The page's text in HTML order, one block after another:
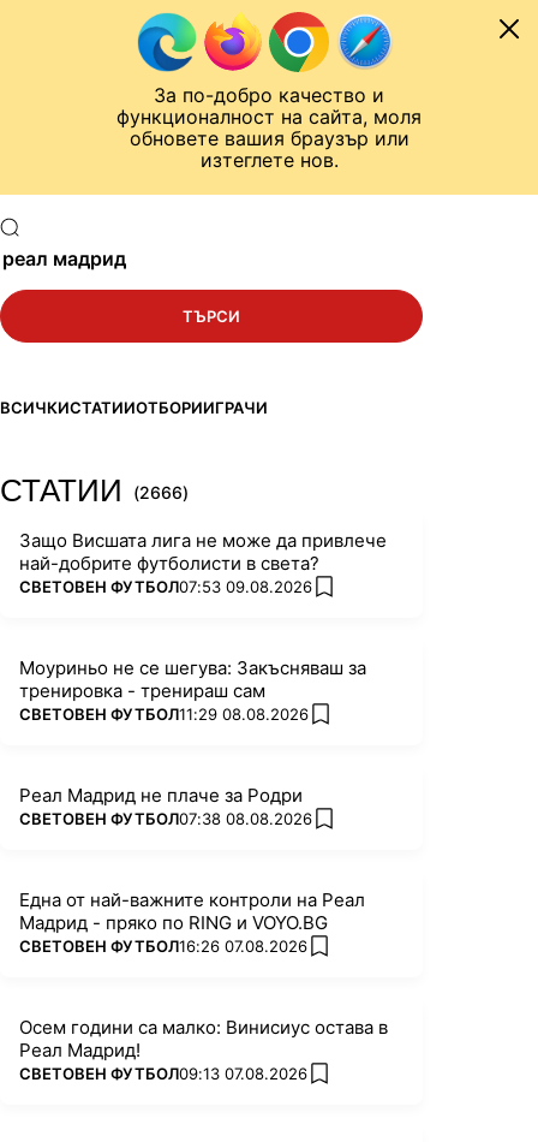
За по-добро качество и
функционалност на сайта, моля
обновете вашия браузър или
изтеглете нов.
Към съдържанието
Лига на Конференциите
ТЪРСЕНЕ
РЕЗУЛТАТИ ОТ ТЪРСЕНЕ
Търси в сайта
ТЪРСИ
ВСИЧКИСТАТИИОТБОРИИГРАЧИ
СТАТИИ (2666)
Защо Висшата лига не може да привлече
най-добрите футболисти в света?
ПОВЕЧЕ ОТ
СВЕТОВЕН ФУТБОЛ07:53 09.08.2026 add favorites
Моуриньо не се шегува: Закъсняваш за
тренировка - тренираш сам
ПОВЕЧЕ ОТ
СВЕТОВЕН ФУТБОЛ11:29 08.08.2026 add favorites
Реал Мадрид не плаче за Родри
ПОВЕЧЕ ОТ
СВЕТОВЕН ФУТБОЛ07:38 08.08.2026 add favorites
Една от най-важните контроли на Реал
Мадрид - пряко по RING и VOYO.BG
ПОВЕЧЕ ОТ
СВЕТОВЕН ФУТБОЛ16:26 07.08.2026 add favorites
Осем години са малко: Винисиус остава в
Реал Мадрид!
ПОВЕЧЕ ОТ
СВЕТОВЕН ФУТБОЛ09:13 07.08.2026 add favorites